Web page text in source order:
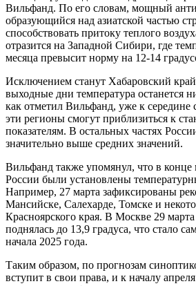
Вильфанд. По его словам, мощный
образующийся над азиатской частью
способствовать притоку теплого
отразится на Западной Сибири, где
месяца превысит норму на 12-14
Исключением станут Хабаровский
выходные дни температура останется
как отметил Вильфанд, уже к
эти регионы смогут приблизиться к
показателям. В остальных частях
значительно выше средних значений.
Вильфанд также упомянул, что в конце
России были установлены
Например, 27 марта зафиксированы
Мансийске, Салехарде, Томске и
Красноярского края. В Москве 29 марта
поднялась до 13,9 градуса, что стало
начала 2025 года.
Таким образом, по прогнозам
вступит в свои права, и к началу